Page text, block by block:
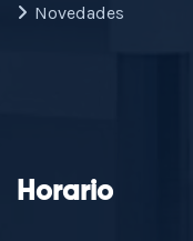
Novedades
Horario